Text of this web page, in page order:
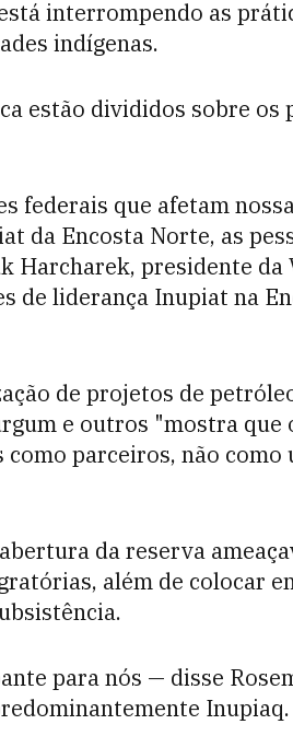
interrompendo as
indígenas.
estão divididos sobre os
federais que afetam
da Encosta Norte, as
Harcharek, presidente
de liderança Inupiat na
de projetos de
e outros "mostra que
como parceiros, não
da reserva
além de colocar
para nós — disse
Inupiaq.